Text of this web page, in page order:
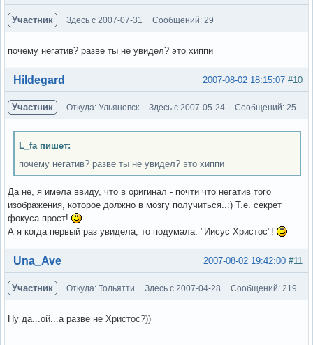
Участник Здесь с 2007-07-31 Сообщений: 29
почему негатив? разве ты не увидел? это хиппи
Вне форума #10
2007-08-02 18:15:07
Hildegard
Участник Откуда: Ульяновск Здесь с 2007-05-24 Сообщений: 25
L_fa пишет:
почему негатив? разве ты не увидел? это хиппи
Да не, я имела ввиду, что в оригинал - почти что негатив того
изображения, которое должно в мозгу получиться..:) Т.е. секрет
фокуса прост!
А я когда первый раз увидела, то подумала: "Иисус Христос"!
Вне форума #11
2007-08-02 19:42:00
Una_Ave
Участник Откуда: Тольятти Здесь с 2007-04-28 Сообщений: 219
Ну да...ой...а разве не Христос?))